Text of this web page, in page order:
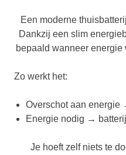
Een moderne
Dankzij een slim
bepaald wanneer
Zo werkt het:
Overschot aan energie
Energie nodig →
Je hoeft zelf niets te